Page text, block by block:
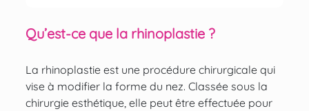
Qu’est-ce que la rhinoplastie ?
La rhinoplastie est une procédure chirurgicale qui
vise à modifier la forme du nez. Classée sous la
chirurgie esthétique, elle peut être effectuée pour